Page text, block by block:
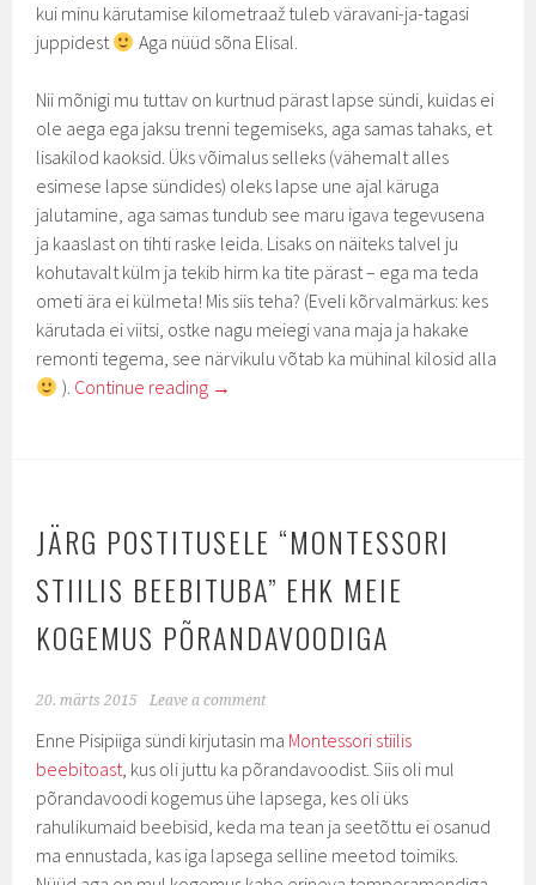
kui minu kärutamise kilometraaž tuleb väravani-ja-tagasi
juppidest
Aga nüüd sõna Elisal.
Nii mõnigi mu tuttav on kurtnud pärast lapse sündi, kuidas ei
ole aega ega jaksu trenni tegemiseks, aga samas tahaks, et
lisakilod kaoksid. Üks võimalus selleks (vähemalt alles
esimese lapse sündides) oleks lapse une ajal käruga
jalutamine, aga samas tundub see maru igava tegevusena
ja kaaslast on tihti raske leida. Lisaks on näiteks talvel ju
kohutavalt külm ja tekib hirm ka tite pärast – ega ma teda
ometi ära ei külmeta! Mis siis teha? (Eveli kõrvalmärkus: kes
kärutada ei viitsi, ostke nagu meiegi vana maja ja hakake
remonti tegema, see närvikulu võtab ka mühinal kilosid alla
). Continue reading →
JÄRG POSTITUSELE “MONTESSORI
STIILIS BEEBITUBA” EHK MEIE
KOGEMUS PÕRANDAVOODIGA
20. märts 2015 Leave a comment
Enne Pisipiiga sündi kirjutasin ma Montessori stiilis
beebitoast, kus oli juttu ka põrandavoodist. Siis oli mul
põrandavoodi kogemus ühe lapsega, kes oli üks
rahulikumaid beebisid, keda ma tean ja seetõttu ei osanud
ma ennustada, kas iga lapsega selline meetod toimiks.